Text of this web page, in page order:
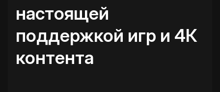
настоящей
поддержкой игр и 4К
контента